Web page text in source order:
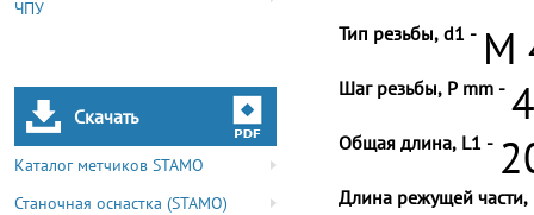
ЧПУ
Скачать
Каталог метчиков STAMO
Станочная оснастка (STAMO)
Тип резьбы, d1 - M
Шаг резьбы, P mm -
Общая длина, L1 -
Длина режущей части,